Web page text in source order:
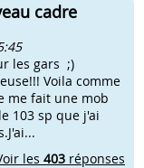
cadre
les gars ;)
Voila comme
me fait une mob
103 sp que j'ai
les 403 réponses